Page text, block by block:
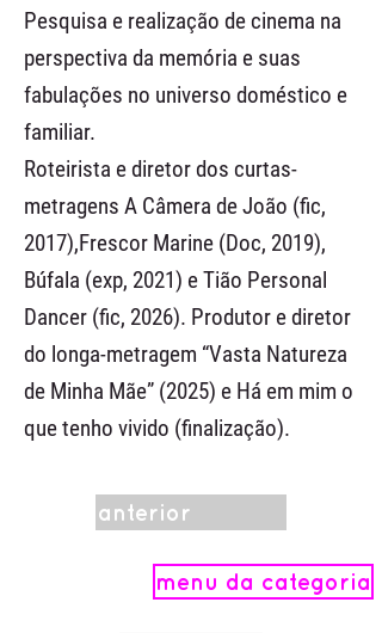
Pesquisa e realização de cinema na
perspectiva da memória e suas
fabulações no universo doméstico e
familiar.
Roteirista e diretor dos curtas-
metragens A Câmera de João (fic,
2017),Frescor Marine (Doc, 2019),
Búfala (exp, 2021) e Tião Personal
Dancer (fic, 2026). Produtor e diretor
do longa-metragem “Vasta Natureza
de Minha Mãe” (2025) e Há em mim o
que tenho vivido (finalização).
anterior
menu da categoria